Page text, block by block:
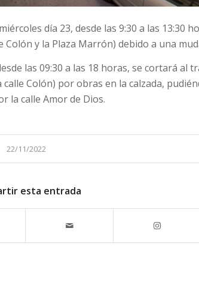
día 23, desde las 9:30 a las 13:30
y la Plaza Marrón) debido a una
las 09:30 a las 18 horas, se cortará al
Colón) por obras en la calzada,
la calle Amor de Dios.
22/11/2022
esta entrada